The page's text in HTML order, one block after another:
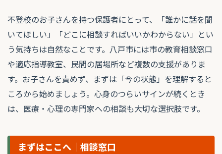
不登校のお子さんを持つ保護者にとって、「誰かに話を聞
いてほしい」「どこに相談すればいいかわからない」とい
う気持ちは自然なことです。八戸市には市の教育相談窓口
や適応指導教室、民間の居場所など複数の支援がありま
す。お子さんを責めず、まずは「今の状態」を理解すると
ころから始めましょう。心身のつらいサインが続くとき
は、医療・心理の専門家への相談も大切な選択肢です。
まずはここへ｜相談窓口